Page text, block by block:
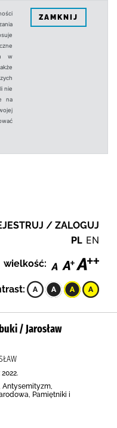
w
nie
na
ZAMKNIJ
/ ZALOGUJ
PL EN
wielkość:
/ Jarosław
Antysemityzm,
Pamiętniki i